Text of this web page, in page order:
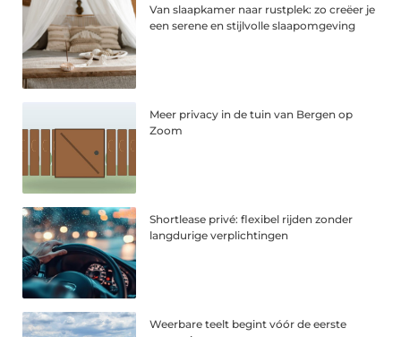
Van slaapkamer naar rustplek: zo creëer je
een serene en stijlvolle slaapomgeving
Meer privacy in de tuin van Bergen op
Zoom
Shortlease privé: flexibel rijden zonder
langdurige verplichtingen
Weerbare teelt begint vóór de eerste